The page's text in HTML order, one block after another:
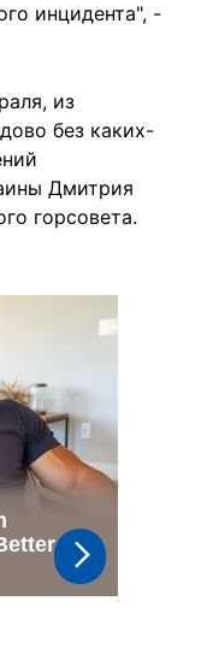
инцидента", -
из
без каких-
Дмитрия
горсовета.